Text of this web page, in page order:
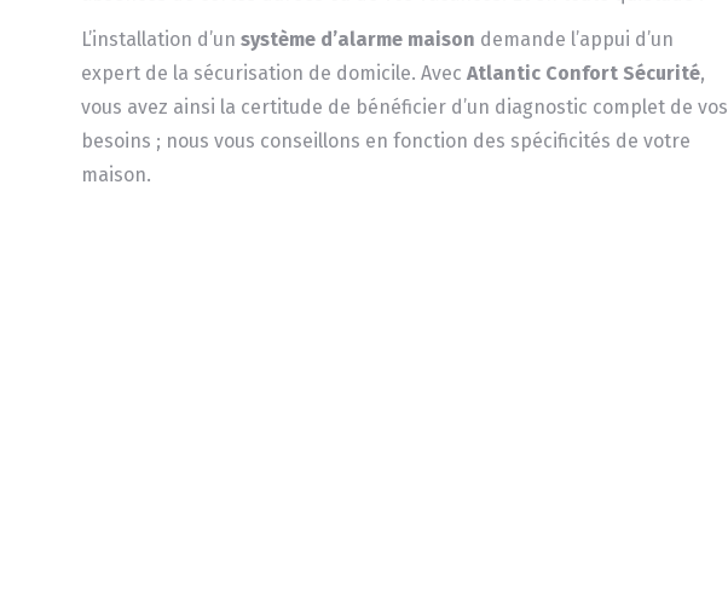
L’installation d’unsystème d’alarme maison demande l’appui d’un
expert de la sécurisation de domicile. AvecAtlantic Confort Sécurité,
vous avez ainsi la certitude de bénéficier d’un diagnostic complet de vos
besoins ; nous vous conseillons en fonction des spécificités de votre
maison.